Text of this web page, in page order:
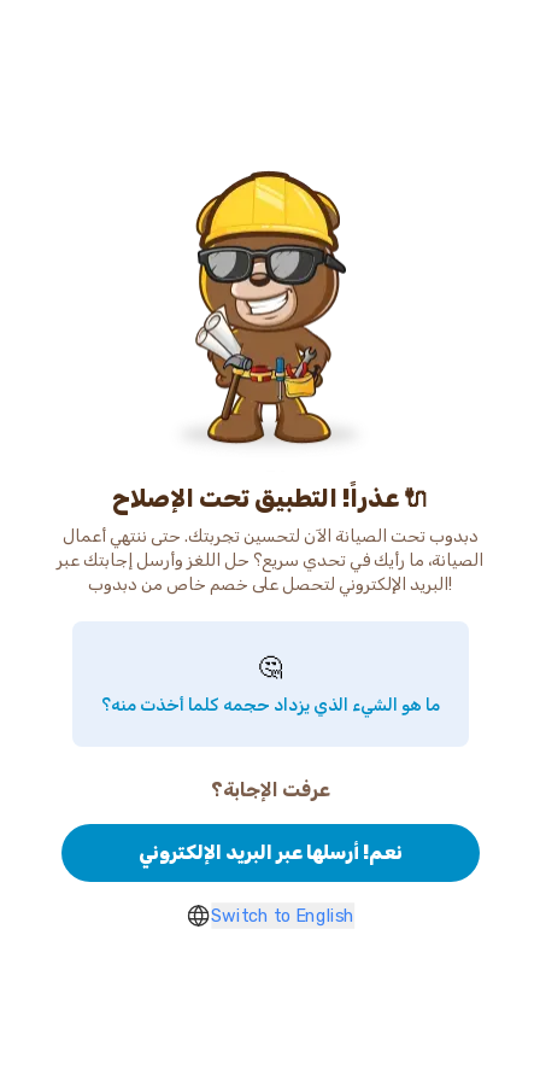
عذراً! التطبيق تحت الإصلاح 🔌
دبدوب تحت الصيانة الآن لتحسين تجربتك. حتى ننتهي أعمال
الصيانة، ما رأيك في تحدي سريع؟ حل اللغز وأرسل إجابتك عبر
البريد الإلكتروني لتحصل على خصم خاص من دبدوب!
🤔
ما هو الشيء الذي يزداد حجمه كلما أخذت منه؟
عرفت الإجابة؟
نعم! أرسلها عبر البريد الإلكتروني
Switch to English